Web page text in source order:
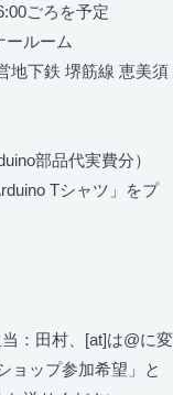
ごろを予定
ールーム
地下鉄 堺筋線 恵美須
部品代実費分）
Tシャツ」をプ
：田村、[at]は@に変
ョップ参加希望」と